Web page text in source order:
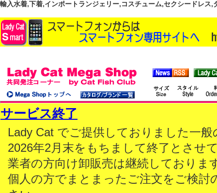
輸入水着,下着,インポートランジェリー,コスチューム,セクシードレス
サービス終了
Lady Cat でご提供しておりました一
2026年2月末をもちまして終了とさせ
業者の方向け卸販売は継続しておりま
個人の方でまとまったご注文をご検討